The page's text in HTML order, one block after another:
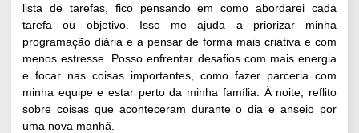
lista de tarefas, fico pensando em como abordarei cada
tarefa ou objetivo. Isso me ajuda a priorizar minha
programação diária e a pensar de forma mais criativa e com
menos estresse. Posso enfrentar desafios com mais energia
e focar nas coisas importantes, como fazer parceria com
minha equipe e estar perto da minha família. À noite, reflito
sobre coisas que aconteceram durante o dia e anseio por
uma nova manhã.